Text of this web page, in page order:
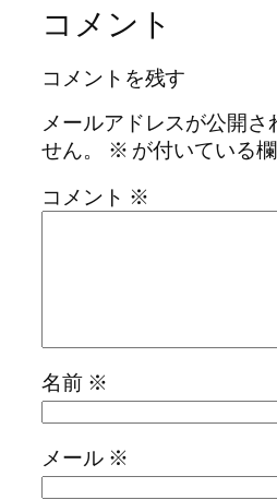
コメント
コメントを残す
メールアドレスが公開さ
せん。
※ が付いている
コメント ※
名前 ※
メール ※